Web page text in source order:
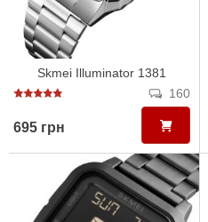
Skmei Illuminator 1381
160
695 грн